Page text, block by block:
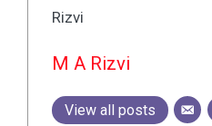
M A Rizvi
View all posts